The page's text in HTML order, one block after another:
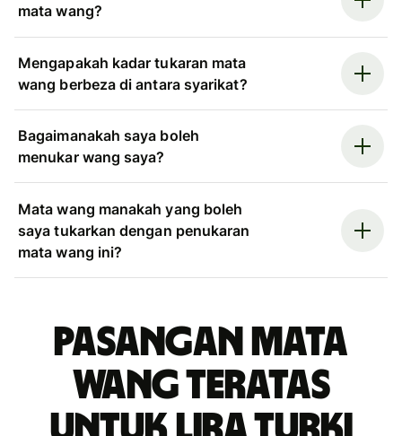
mata wang?
Mengapakah kadar tukaran mata
wang berbeza di antara syarikat?
Bagaimanakah saya boleh
menukar wang saya?
Mata wang manakah yang boleh
saya tukarkan dengan penukaran
mata wang ini?
Pasangan mata
wang teratas